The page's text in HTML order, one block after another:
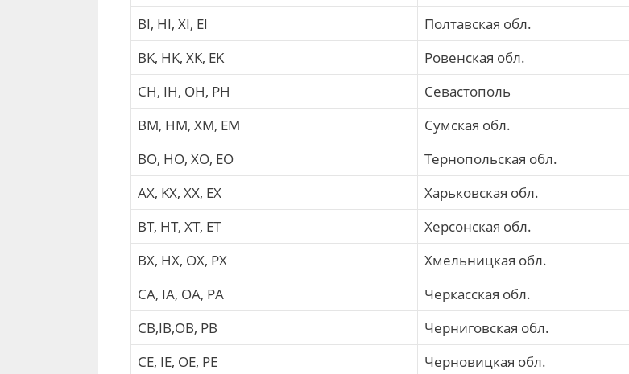
BI, HI, XI, EI
Полтавская обл.
BK, HK, XK, EK
Ровенская обл.
CH, IH, OH, PH
Севастополь
BM, HM, XM, EM
Сумская обл.
BO, HO, XO, EO
Тернопольская обл.
AX, KX, XX, EX
Харьковская обл.
BT, HT, XT, ET
Херсонская обл.
BX, HX, OX, PX
Хмельницкая обл.
CA, IA, OA, PA
Черкасская обл.
CB,IB,OB, PB
Черниговская обл.
CE, IE, OE, PE
Черновицкая обл.